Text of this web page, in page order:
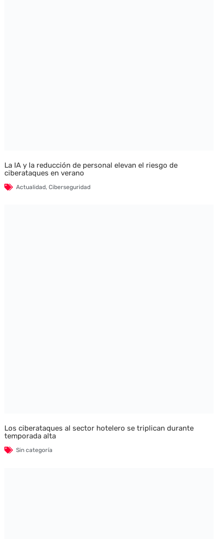
La IA y la reducción de personal elevan el riesgo de
ciberataques en verano
Actualidad, Ciberseguridad
Los ciberataques al sector hotelero se triplican durante
temporada alta
Sin categoría